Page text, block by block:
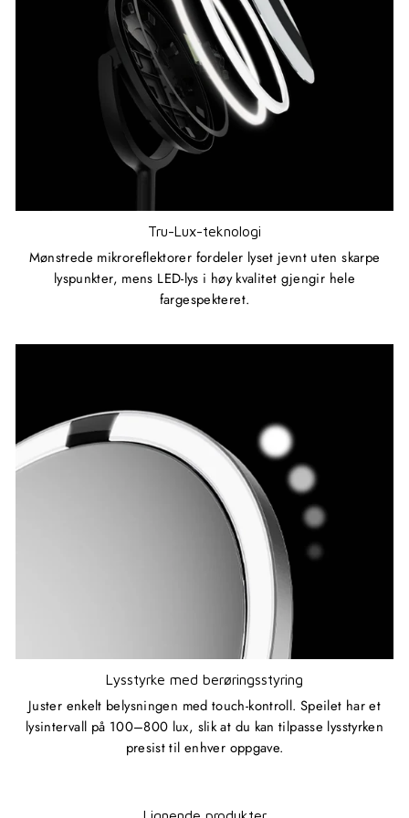
Tru-Lux-teknologi
Mønstrede mikroreflektorer fordeler lyset jevnt uten skarpe
lyspunkter, mens LED-lys i høy kvalitet gjengir hele
fargespekteret.
Lysstyrke med berøringsstyring
Juster enkelt belysningen med touch-kontroll. Speilet har et
lysintervall på 100–800 lux, slik at du kan tilpasse lysstyrken
presist til enhver oppgave.